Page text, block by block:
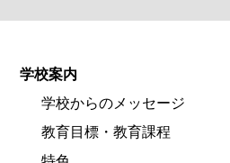
学校案内
学校からのメッセージ
教育目標・教育課程